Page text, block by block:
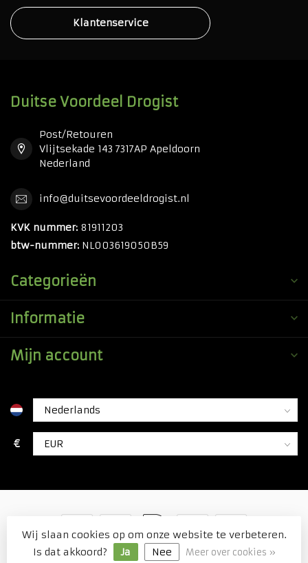
Klantenservice
Duitse Voordeel Drogist
Post/Retouren
Vlijtsekade 143 7317AP Apeldoorn
Nederland
info@duitsevoordeeldrogist.nl
KVK nummer: 81911203
btw-nummer: NL003619050B59
Categorieën
Informatie
Mijn account
€
© Copyright 2026 Duitse Voordeel Drogist
Wij slaan cookies op om onze website te verbeteren.
Is dat akkoord?
Ja Nee Meer over cookies »